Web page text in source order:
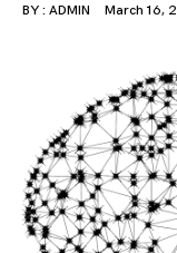
BY : ADMIN March 16,